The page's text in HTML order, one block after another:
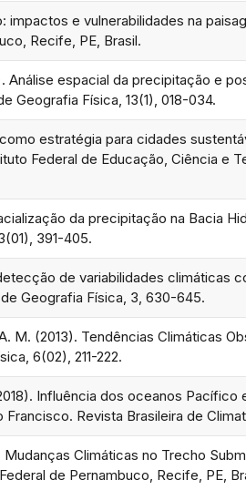
impactos e vulnerabilidades na
Recife, PE, Brasil.
Análise espacial da precipitação e
Geografia Física, 13(1), 018-034.
estratégia para cidades
Federal de Educação, Ciência e
da precipitação na Bacia
391-405.
de variabilidades climáticas
Geografia Física, 3, 630-645.
M. (2013). Tendências Climáticas
6(02), 211-222.
Influência dos oceanos Pacífico
Revista Brasileira de
Climáticas no Trecho
de Pernambuco, Recife, PE,